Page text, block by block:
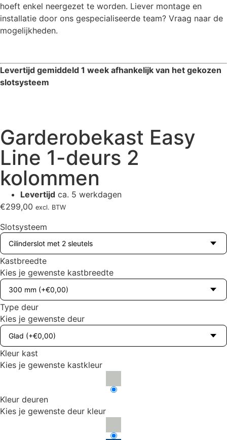
hoeft enkel neergezet te worden. Liever montage en
installatie door ons gespecialiseerde team? Vraag naar de
mogelijkheden.
Levertijd gemiddeld 1 week afhankelijk van het gekozen
slotsysteem
Garderobekast Easy
Line 1-deurs 2
kolommen
Levertijd ca. 5 werkdagen
€299,00 excl. BTW
Slotsysteem
Kastbreedte
Kies je gewenste kastbreedte
Type deur
Kies je gewenste deur
Kleur kast
Kies je gewenste kastkleur
Kleur deuren
Kies je gewenste deur kleur